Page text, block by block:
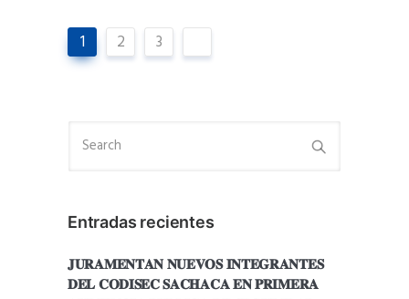
1 2 3
Entradas recientes
𝐉𝐔𝐑𝐀𝐌𝐄𝐍𝐓𝐀𝐍 𝐍𝐔𝐄𝐕𝐎𝐒 𝐈𝐍𝐓𝐄𝐆𝐑𝐀𝐍𝐓𝐄𝐒
𝐃𝐄𝐋 𝐂𝐎𝐃𝐈𝐒𝐄𝐂 𝐒𝐀𝐂𝐇𝐀𝐂𝐀 𝐄𝐍 𝐏𝐑𝐈𝐌𝐄𝐑𝐀